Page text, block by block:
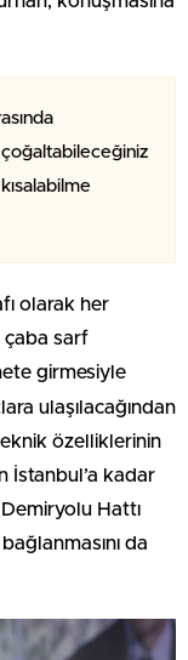
olarak her
çaba sarf
girmesiyle
ulaşılacağından
özelliklerinin
İstanbul’a kadar
Hattı
da